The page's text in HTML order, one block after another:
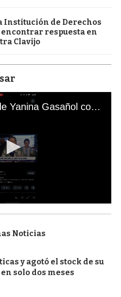
Institución de Derechos
respuesta en
Clavijo
El mal momento de Yanina Gasañol con un hincha argentino en "Subrayado"
Noticias
y agotó el stock de su
solo dos meses